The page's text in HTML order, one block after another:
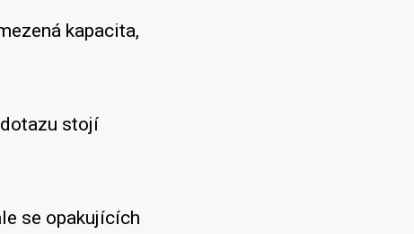
kapacita,
stojí
se opakujících